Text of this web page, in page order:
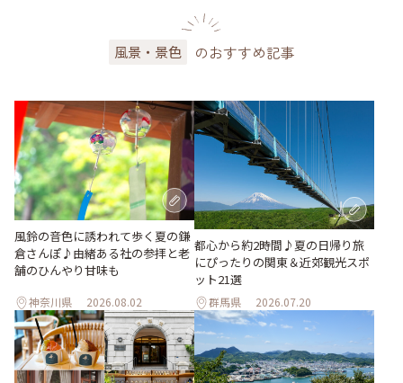
風景・景色 のおすすめ記事
風鈴の音色に誘われて歩く夏の鎌
倉さんぽ♪由緒ある社の参拝と老
舗のひんやり甘味も
神奈川県 2026.08.02
都心から約2時間♪夏の日帰り旅
にぴったりの関東＆近郊観光スポ
ット21選
群馬県 2026.07.20